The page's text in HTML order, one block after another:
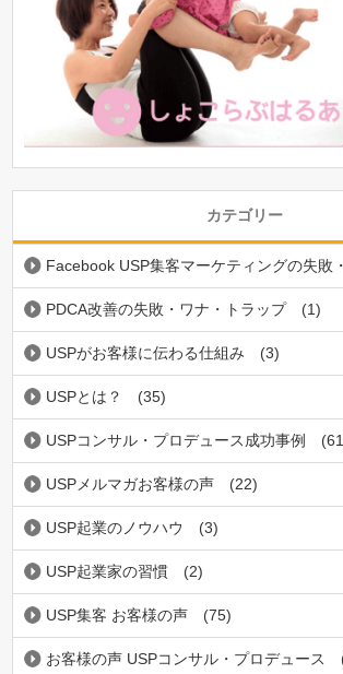
カテゴリー
Facebook USP集客マーケティングの失敗
PDCA改善の失敗・ワナ・トラップ (1)
USPがお客様に伝わる仕組み (3)
USPとは？ (35)
USPコンサル・プロデュース成功事例
USPメルマガお客様の声 (22)
USP起業のノウハウ (3)
USP起業家の習慣 (2)
USP集客 お客様の声 (75)
お客様の声 USPコンサル・プロデュース